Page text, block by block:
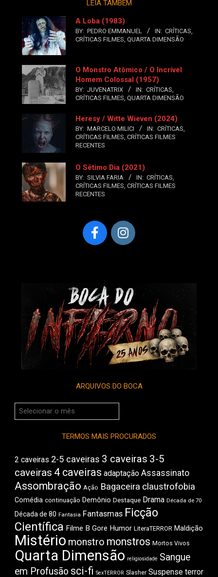
LEIA TAMBÉM
A Loba (1983)
BY: PEDRO EMMANUEL IN: CRÍTICAS,
CRÍTICAS FILMES, QUARTA DIMENSÃO
O Monstro Atômico / O Incrível
Homem Colossal (1957)
BY: JUVENATRIX IN: CRÍTICAS,
CRÍTICAS FILMES, QUARTA DIMENSÃO
Heresy / Witte Wieven (2024)
BY: MARCELO MILICI IN: CRÍTICAS,
CRÍTICAS FILMES, CRÍTICAS FILMES
RECENTES
O Sétimo Dia (2021)
BY: SILVIA FARIA IN: CRÍTICAS,
CRÍTICAS FILMES, CRÍTICAS FILMES
RECENTES
ARQUIVOS DO BOCA
Arquivos
do
TERMOS MAIS PROCURADOS
2 caveiras 2-5 caveiras 3 caveiras 3-5
caveiras 4 caveiras adaptação Assassinato
Assombração Ação Bagaceira claustrofobia
Comédia continuação Demônio Destaque Drama Década de 70
Década de 80 Fantasia Fantasmas Ficção
Científica Filme B Gore Humor LiteraTERROR Maldição
Mistério monstro monstros Mortos Vivos
Quarta Dimensão religiosidade Sangue
em Profusão sci-fi SexTERROR Slasher Suspense terror